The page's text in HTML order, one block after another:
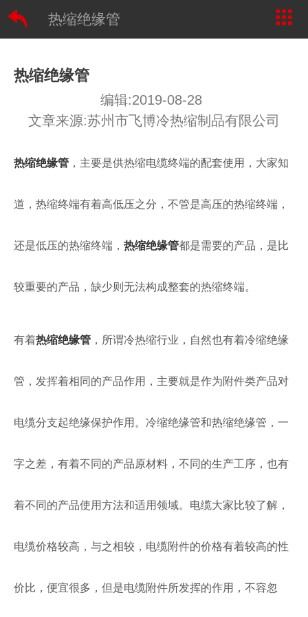
热缩绝缘管
热缩绝缘管
编辑:2019-08-28
文章来源:苏州市飞博冷热缩制品有限公司
热缩绝缘管，主要是供热缩电缆终端的配套使用，大家知
道，热缩终端有着高低压之分，不管是高压的热缩终端，
还是低压的热缩终端， 热缩绝缘管都是需要的产品，是比
较重要的产品，缺少则无法构成整套的热缩终端。
有着热缩绝缘管，所谓冷热缩行业，自然也有着冷缩绝缘
管，发挥着相同的产品作用，主要就是作为附件类产品对
电缆分支起绝缘保护作用。冷缩绝缘管和热缩绝缘管，一
字之差，有着不同的产品原材料，不同的生产工序，也有
着不同的产品使用方法和适用领域。电缆大家比较了解，
电缆价格较高，与之相较，电缆附件的价格有着较高的性
价比，便宜很多，但是电缆附件所发挥的作用，不容忽